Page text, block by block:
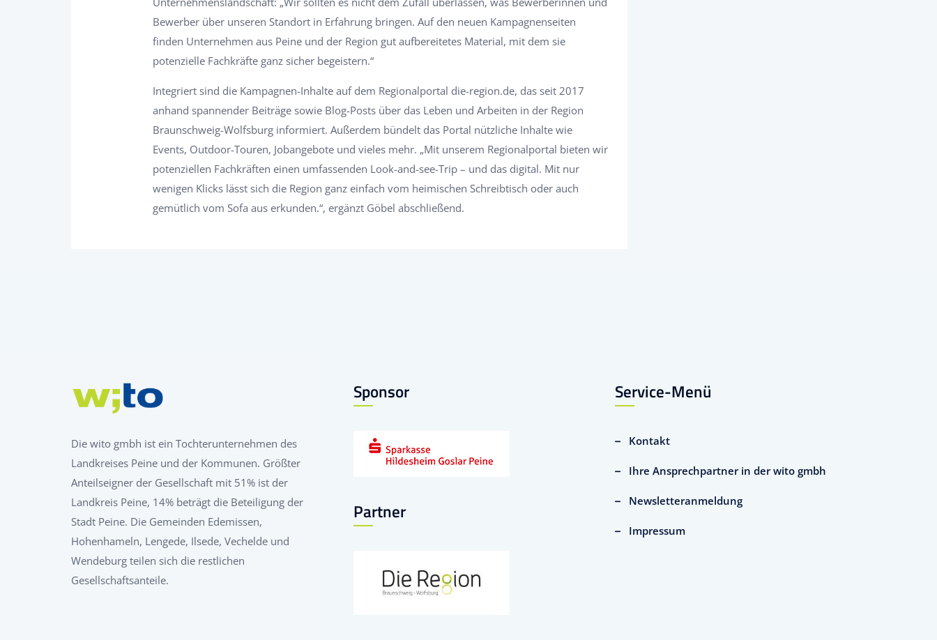
Bewerber über unseren Standort in Erfahrung bringen. Auf den neuen Kampagnenseiten
finden Unternehmen aus Peine und der Region gut aufbereitetes Material, mit dem sie
potenzielle Fachkräfte ganz sicher begeistern.“
Integriert sind die Kampagnen-Inhalte auf dem Regionalportal die-region.de, das seit 2017
anhand spannender Beiträge sowie Blog-Posts über das Leben und Arbeiten in der Region
Braunschweig-Wolfsburg informiert. Außerdem bündelt das Portal nützliche Inhalte wie
Events, Outdoor-Touren, Jobangebote und vieles mehr. „Mit unserem Regionalportal bieten wir
potenziellen Fachkräften einen umfassenden Look-and-see-Trip – und das digital. Mit nur
wenigen Klicks lässt sich die Region ganz einfach vom heimischen Schreibtisch oder auch
gemütlich vom Sofa aus erkunden.“, ergänzt Göbel abschließend.
Die wito gmbh ist ein Tochterunternehmen des
Landkreises Peine und der Kommunen. Größter
Anteilseigner der Gesellschaft mit 51% ist der
Landkreis Peine, 14% beträgt die Beteiligung der
Stadt Peine. Die Gemeinden Edemissen,
Hohenhameln, Lengede, Ilsede, Vechelde und
Wendeburg teilen sich die restlichen
Gesellschaftsanteile.
Sponsor
Partner
Service-Menü
Kontakt
Ihre Ansprechpartner in der wito gmbh
Newsletteranmeldung
Impressum